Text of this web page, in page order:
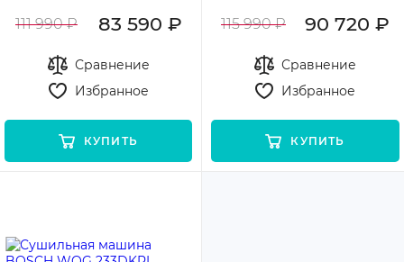
111 990 ₽ 83 590 ₽
Сравнение
Избранное
КУПИТЬ
115 990 ₽ 90 720 ₽
Сравнение
Избранное
КУПИТЬ